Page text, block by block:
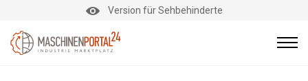
Version für Sehbehinderte